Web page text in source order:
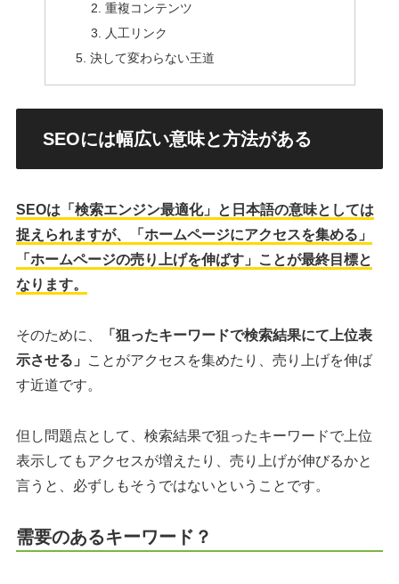
重複コンテンツ
人工リンク
決して変わらない王道
SEOには幅広い意味と方法がある
SEOは「検索エンジン最適化」と日本語の意味としては
捉えられますが、「ホームページにアクセスを集める」
「ホームページの売り上げを伸ばす」ことが最終目標と
なります。
そのために、
「狙ったキーワードで検索結果にて上位表
示させる」
ことがアクセスを集めたり、売り上げを伸ば
す近道です。
但し問題点として、検索結果で狙ったキーワードで上位
表示してもアクセスが増えたり、売り上げが伸びるかと
言うと、必ずしもそうではないということです。
需要のあるキーワード？